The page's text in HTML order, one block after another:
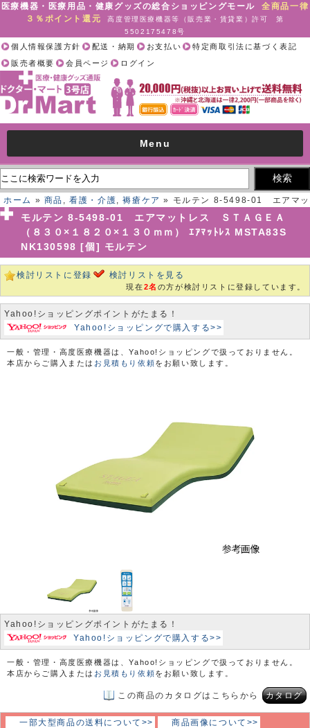
医療機器・医療用品・健康グッズの総合ショッピングモール全商品一律
３％ポイント還元
高度管理医療機器等（販売業・賃貸業）許可 第
5502175478号
個人情報保護方針 配送・納期 お支払い
特定商取引法に基づく表記
販売者概要
会員ページ ログイン
Menu
ホーム » 商品 ,看護・介護,褥瘡ケア » モルテン 8-5498-01 エアマッ
トレス ＳＴＡＧＥＡ （８３０×１８２０×１３０ｍｍ） ｴｱﾏｯﾄﾚｽ
MSTA83S NK130598 [個] モルテン
モルテン 8-5498-01 エアマットレス ＳＴＡＧＥＡ
（８３０×１８２０×１３０ｍｍ） ｴｱﾏｯﾄﾚｽ MSTA83S
NK130598 [個] モルテン
検討リストに登録 検討リストを見る
現在2名 の方が検討リストに登録しています。
Yahoo!ショッピングポイントがたまる！
Yahoo!ショッピングで購入する>>
一般・管理・高度医療機器は、Yahoo!ショッピングで扱っておりません。
本店からご購入または お見積もり依頼をお願い致します。
Yahoo!ショッピングポイントがたまる！
Yahoo!ショッピングで購入する>>
一般・管理・高度医療機器は、Yahoo!ショッピングで扱っておりません。
本店からご購入または お見積もり依頼をお願い致します。
この商品のカタログはこちらから カタログ
一部大型商品の送料について>> 商品画像について>>